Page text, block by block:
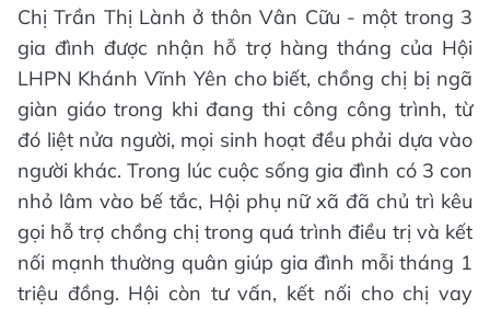
Chị Trần Thị Lành ở thôn Vân Cữu - một trong 3
gia đình được nhận hỗ trợ hàng tháng của Hội
LHPN Khánh Vĩnh Yên cho biết, chồng chị bị ngã
giàn giáo trong khi đang thi công công trình, từ
đó liệt nửa người, mọi sinh hoạt đều phải dựa vào
người khác. Trong lúc cuộc sống gia đình có 3 con
nhỏ lâm vào bế tắc, Hội phụ nữ xã đã chủ trì kêu
gọi hỗ trợ chồng chị trong quá trình điều trị và kết
nối mạnh thường quân giúp gia đình mỗi tháng 1
triệu đồng. Hội còn tư vấn, kết nối cho chị vay